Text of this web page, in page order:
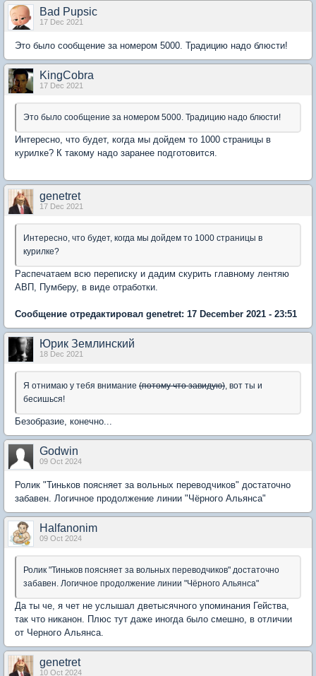
Bad Pupsic
17 Dec 2021
Это было сообщение за номером 5000. Традицию надо блюсти!
KingCobra
17 Dec 2021
Это было сообщение за номером 5000. Традицию надо блюсти!
Интересно, что будет, когда мы дойдем то 1000 страницы в
курилке? К такому надо заранее подготовится.
genetret
17 Dec 2021
Интересно, что будет, когда мы дойдем то 1000 страницы в
курилке?
Распечатаем всю переписку и дадим скурить главному лентяю
АВП, Пумберу, в виде отработки.
Сообщение отредактировал genetret: 17 December 2021 - 23:51
Юрик Землинский
18 Dec 2021
Я отнимаю у тебя внимание (потому что завидую), вот ты и
бесишься!
Безобразие, конечно...
Godwin
09 Oct 2024
Ролик "Тиньков поясняет за вольных переводчиков" достаточно
забавен. Логичное продолжение линии "Чёрного Альянса"
Halfanonim
09 Oct 2024
Ролик "Тиньков поясняет за вольных переводчиков" достаточно
забавен. Логичное продолжение линии "Чёрного Альянса"
Да ты че, я чет не услышал дветысячного упоминания Гейства,
так что никанон. Плюс тут даже иногда было смешно, в отличии
от Черного Альянса.
genetret
10 Oct 2024